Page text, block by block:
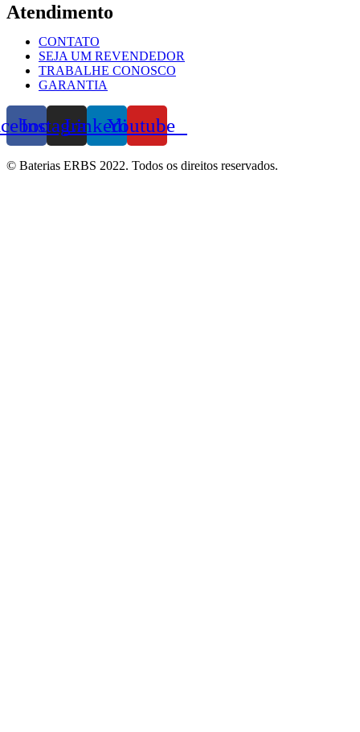
Atendimento
CONTATO
SEJA UM REVENDEDOR
TRABALHE CONOSCO
GARANTIA
InstagramLinkedinYoutube
© Baterias ERBS 2022. Todos os direitos reservados.